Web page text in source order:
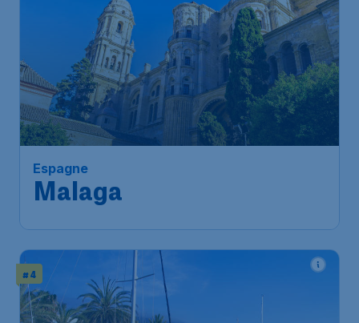
Espagne
Malaga
€66*
à partir de
Bruxelles-National
Malaga
Costa del Sol metro ou gare
Trouvé il y a 1h
# 4